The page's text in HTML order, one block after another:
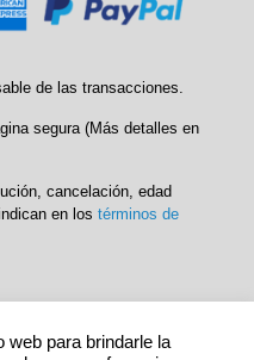
de las transacciones.
segura (Más detalles en
cancelación, edad
en los términos de
web para brindarle la